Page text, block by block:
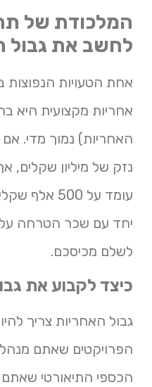
המלכודת של
לחשב את גבול
אחת הטעויות הנפוצות
אחריות מקצועית היא
האחריות) נמוך מדי.
נזק של מיליון שקלים,
עומד על
יחד עם שכר הטרחה
לשלם מכיסכם.
כיצד לקבוע את
גבול האחריות צריך
הפרויקטים שאתם
הכספי התיאורטי שאתם